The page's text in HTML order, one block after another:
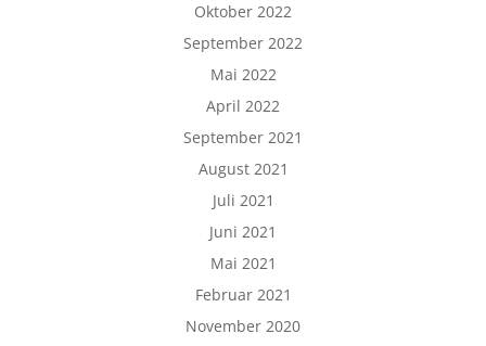
Oktober 2022
September 2022
Mai 2022
April 2022
September 2021
August 2021
Juli 2021
Juni 2021
Mai 2021
Februar 2021
November 2020